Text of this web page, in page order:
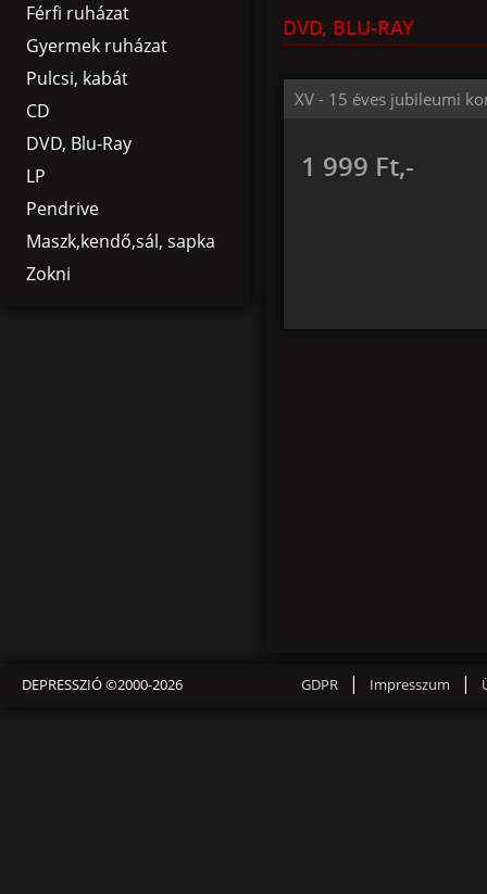
Férfi ruházat
Gyermek ruházat
Pulcsi, kabát
CD
DVD, Blu-Ray
LP
Pendrive
Maszk,kendő,sál, sapka
Zokni
DVD, BLU-RAY
XV - 15 éves jubileumi
1 999 Ft,-
DEPRESSZIÓ ©2000-2026 Impresszum |
GDPR |